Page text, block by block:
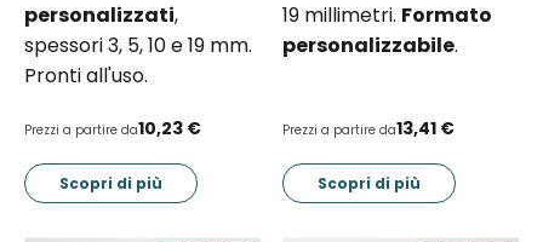
personalizzati,
spessori 3, 5, 10 e 19 mm.
Pronti all'uso.
Prezzi a partire da10,23 €
Scopri di più
19 millimetri. Formato
personalizzabile.
Prezzi a partire da13,41 €
Scopri di più